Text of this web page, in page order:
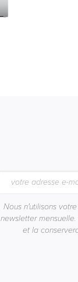
Nous n'utilisons
newsletter
et la